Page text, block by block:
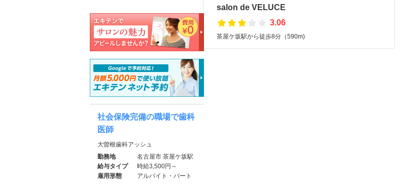
salon de VELUCE
3.06
茶屋ケ坂駅から徒歩8分（590m)
社会保険完備の職場で歯科
医師
大曽根歯科アッシュ
勤務地
名古屋市 茶屋ケ坂駅
給与タイプ
時給3,500円～
雇用形態
アルバイト・パート